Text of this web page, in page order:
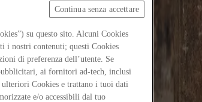
su questo sito. Alcuni Cookies
i nostri contenuti; questi Cookies
di preferenza dell’utente. Se
ai fornitori ad-tech, inclusi
Cookies e trattano i tuoi dati
e/o accessibili dal tuo
Continua senza accettare